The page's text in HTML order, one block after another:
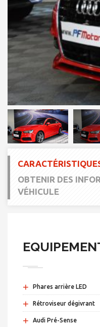
OBTENIR DES
VÉHICULE
+ Phares arrière LED
+ Rétroviseur dégivrant
+ Audi Pré-Sense